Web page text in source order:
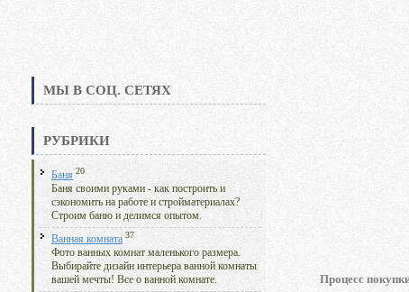
МЫ В СОЦ. СЕТЯХ
РУБРИКИ
Баня 20
Баня своими руками - как построить и
сэкономить на работе и стройматериалах?
Строим баню и делимся опытом.
Ванная комната 37
Фото ванных комнат маленького размера.
Выбирайте дизайн интерьера ванной комнаты
вашей мечты! Все о ванной комнате.
Процесс